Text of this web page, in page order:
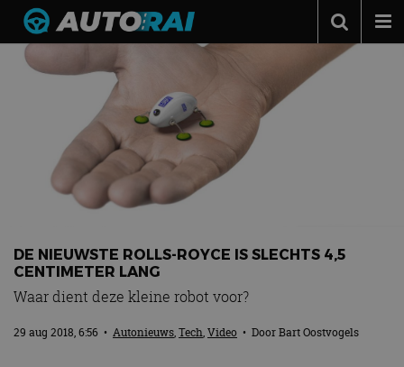
Autonieuws
Autotests
Automerken
Adverteren
MotorRAI.nl
DE NIEUWSTE ROLLS-ROYCE IS SLECHTS 4,5
CENTIMETER LANG
Waar dient deze kleine robot voor?
29 aug 2018, 6:56 • Autonieuws,Tech,Video • DoorBart Oostvogels